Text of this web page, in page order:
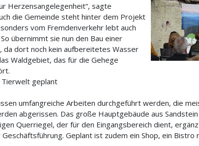
Herzensangelegenheit“, sagte
die Gemeinde steht hinter dem Projekt
vom Fremdenverkehr lebt auch
übernimmt sie nun den Bau einer
da dort noch kein aufbereitetes Wasser
Waldgebiet, das für die Gehege
Tierwelt geplant
umfangreiche Arbeiten durchgeführt werden, die
abgerissen. Das große Hauptgebäude aus
Querriegel, der für den Eingangsbereich dient,
Geplant ist zudem ein Shop, ein